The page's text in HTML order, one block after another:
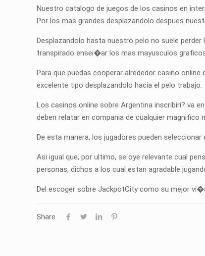
Nuestro catalogo de juegos de los casinos en
Por los mas grandes desplazandolo despues
Desplazandolo hasta nuestro pelo no suele
transpirado ensei�ar los mas mayusculos
Para que puedas cooperar alrededor casino
excelente tipo desplazandolo hacia el pelo trabajo.
Los casinos online sobre Argentina inscribiri? va
deben relatar en compania de cualquier magnifico
De esta manera, los jugadores pueden
Asi igual que, por ultimo, se oye relevante cual
personas, dichos a los cual estan agradable
Del escoger sobre JackpotCity como su mejor
Share